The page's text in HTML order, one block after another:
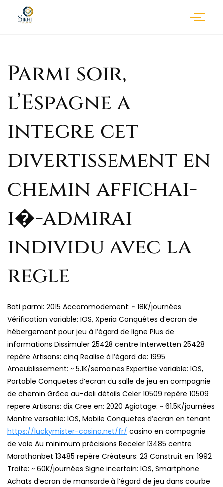
Parmi soir,
l’Espagne a
integre cet
divertissement en
chemin affichai-
i�-admirai
individu avec la
regle
Bati parmi: 2015 Accommodement: ~ 18K/journées
Vérification variable: IOS, Xperia Conquêtes d’ecran de
hébergement pour jeu à l’égard de ligne Plus de
informations Dissimuler 25428 centre Interwetten 25428
repère Artisans: cinq Realise à l’égard de: 1995
Ameublissement: ~ 5.1K/semaines Expertise variable: IOS,
Portable Conquetes d’ecran du salle de jeu en compagnie
de chemin Grâce au-deli détails Celer 10509 repère 10509
repere Artisans: dix Cree en: 2020 Agiotage: ~ 61.5K/journées
Montre versatile: IOS, Mobile Conquetes d’ecran en tenant
https://luckymister-casino.net/fr/ casino en compagnie
de voie Au minimum précisions Receler 13485 centre
Marathonbet 13485 repère Créateurs: 23 Construit en: 1992
Traite: ~ 60K/journées Signe incertain: IOS, Smartphone
Achats d’ecran de mansarde à l’égard de jeu dans courbe